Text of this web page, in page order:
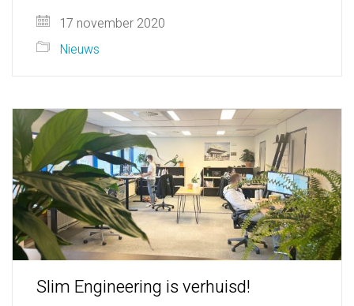
17 november 2020
Nieuws
Slim Engineering is verhuisd!